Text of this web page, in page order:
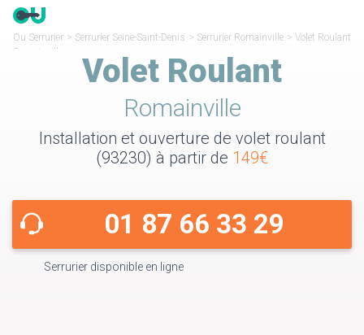
Ou Serrurier > Serrurier Seine-Saint-Denis > Serrurier Romainville > Volet Roulant
Romainville
Volet Roulant
Romainville
Installation et ouverture de volet roulant
(93230) à partir de 149€
01 87 66 33 29
Serrurier disponible en ligne